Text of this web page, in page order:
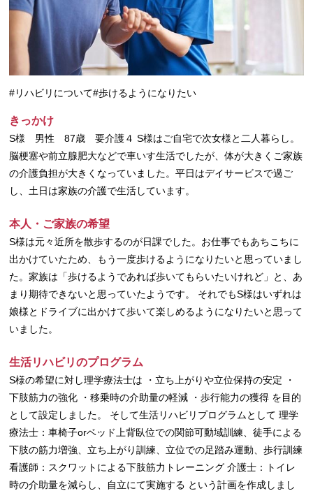
#リハビリについて#歩けるようになりたい
きっかけ
S様 男性 87歳 要介護４ S様はご自宅で次女様と二人暮らし。
脳梗塞や前立腺肥大などで車いす生活でしたが、体が大きくご家族
の介護負担が大きくなっていました。平日はデイサービスで過ご
し、土日は家族の介護で生活しています。
本人・ご家族の希望
S様は元々近所を散歩するのが日課でした。お仕事でもあちこちに
出かけていたため、もう一度歩けるようになりたいと思っていまし
た。家族は「歩けるようであれば歩いてもらいたいけれど」と、あ
まり期待できないと思っていたようです。 それでもS様はいずれは
娘様とドライブに出かけて歩いて楽しめるようになりたいと思って
いました。
生活リハビリのプログラム
S様の希望に対し理学療法士は ・立ち上がりや立位保持の安定 ・
下肢筋力の強化 ・移乗時の介助量の軽減 ・歩行能力の獲得 を目的
として設定しました。 そして生活リハビリプログラムとして 理学
療法士：車椅子orベッド上背臥位での関節可動域訓練、徒手による
下肢の筋力増強、立ち上がり訓練、立位での足踏み運動、歩行訓練
看護師：スクワットによる下肢筋力トレーニング 介護士：トイレ
時の介助量を減らし、自立にて実施する という計画を作成しまし